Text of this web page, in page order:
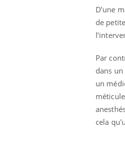
D’une
de
Par
dans
un
cela